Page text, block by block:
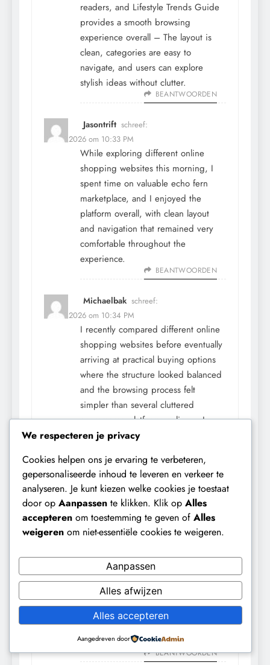
readers, and Lifestyle Trends Guide
provides a smooth browsing
experience overall – The layout is
clean, categories are easy to
navigate, and users can explore
stylish ideas without clutter.
BEANTWOORDEN
Jasontrift schreef:
12 mei 2026 om 10:33 PM
While exploring different online
shopping websites this morning, I
spent time on valuable echo fern
marketplace, and I enjoyed the
platform overall, with clean layout
and navigation that remained very
comfortable throughout the
experience.
BEANTWOORDEN
Michaelbak schreef:
12 mei 2026 om 10:34 PM
I recently compared different online
shopping websites before eventually
arriving at practical buying options
where the structure looked balanced
and the browsing process felt
simpler than several cluttered
ecommerce platforms online – I
enjoyed the smooth navigation
quickly without strange technical
errors interrupting the session.
BEANTWOORDEN
Jasontrift schreef:
12 mei 2026 om 10:37 PM
resources earlier today before
discoveringwell designed echo fern
site, and I enjoyed the platform
overall, with clean presentation and
navigation that stayed very
comfortable throughout all sections.
BEANTWOORDEN
We respecteren je privacy
Cookies helpen ons je ervaring te verbeteren,
gepersonaliseerde inhoud te leveren en verkeer te
analyseren. Je kunt kiezen welke cookies je toestaat
door op Aanpassen te klikken. Klik op Alles
accepteren om toestemming te geven of Alles
weigeren om niet-essentiële cookies te weigeren.
Aanpassen
Alles afwijzen
Alles accepteren
Aangedreven door